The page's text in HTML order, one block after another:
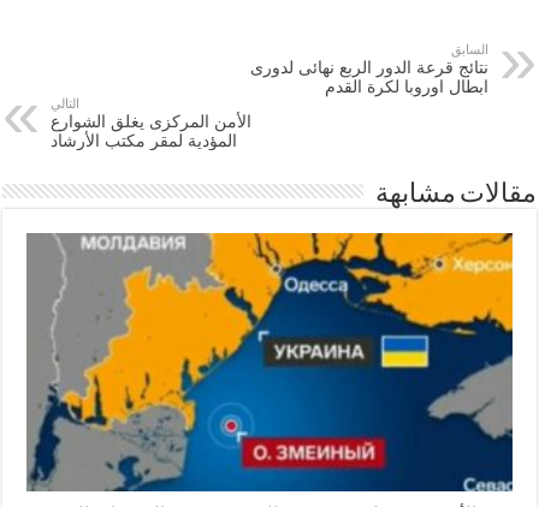
السابق
نتائج قرعة الدور الربع نهائى لدورى
ابطال اوروبا لكرة القدم
التالي
الأمن المركزى يغلق الشوارع
المؤدية لمقر مكتب الأرشاد
مقالات مشابهة